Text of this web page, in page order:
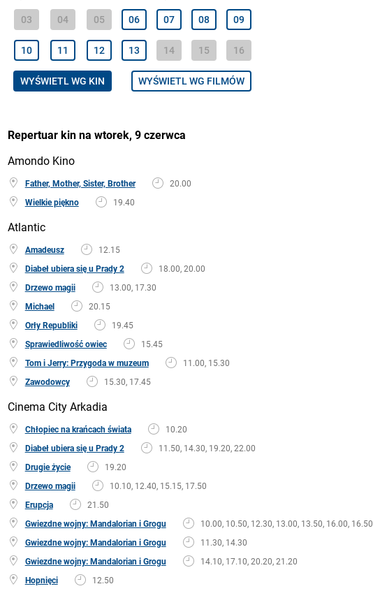
03 04 05 06 07 08 09
10 11 12 13 14 15 16
WYŚWIETL WG KIN WYŚWIETL WG FILMÓW
Repertuar kin na wtorek, 9 czerwca
Amondo Kino
Father, Mother, Sister, Brother
20.00
Wielkie piękno
19.40
Atlantic
Amadeusz
12.15
Diabeł ubiera się u Prady 2
18.00, 20.00
Drzewo magii
13.00, 17.30
Michael
20.15
Orły Republiki
19.45
Sprawiedliwość owiec
15.45
Tom i Jerry: Przygoda w muzeum
11.00, 15.30
Zawodowcy
15.30, 17.45
Cinema City Arkadia
Chłopiec na krańcach świata
10.20
Diabeł ubiera się u Prady 2
11.50, 14.30, 19.20, 22.00
Drugie życie
19.20
Drzewo magii
10.10, 12.40, 15.15, 17.50
Erupcja
21.50
Gwiezdne wojny: Mandalorian i Grogu
10.00, 10.50, 12.30, 13.00, 13.50, 16.00, 16.50
Gwiezdne wojny: Mandalorian i Grogu
11.30, 14.30
Gwiezdne wojny: Mandalorian i Grogu
14.10, 17.10, 20.20, 21.20
Hopnięci
12.50